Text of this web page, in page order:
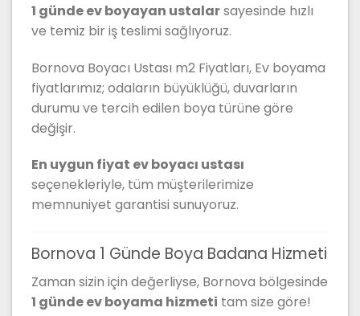
1 günde ev boyayan ustalarsayesinde hızlı
ve temiz bir iş teslimi sağlıyoruz.
Bornova Boyacı Ustası m2 Fiyatları, Ev boyama
fiyatlarımız; odaların büyüklüğü, duvarların
durumu ve tercih edilen boya türüne göre
değişir.
En uygun fiyat ev boyacı ustası
seçenekleriyle, tüm müşterilerimize
memnuniyet garantisi sunuyoruz.
Bornova 1 Günde Boya Badana Hizmeti
Zaman sizin için değerliyse, Bornova bölgesinde
1 günde ev boyama hizmeti tam size göre!